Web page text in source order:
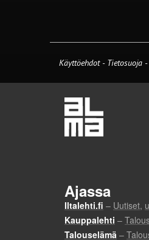
Käyttöehdot - Tietosuoja -